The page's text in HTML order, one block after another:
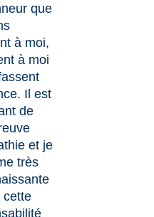
que
à moi,
à moi
Il est
de
et je
très
cette